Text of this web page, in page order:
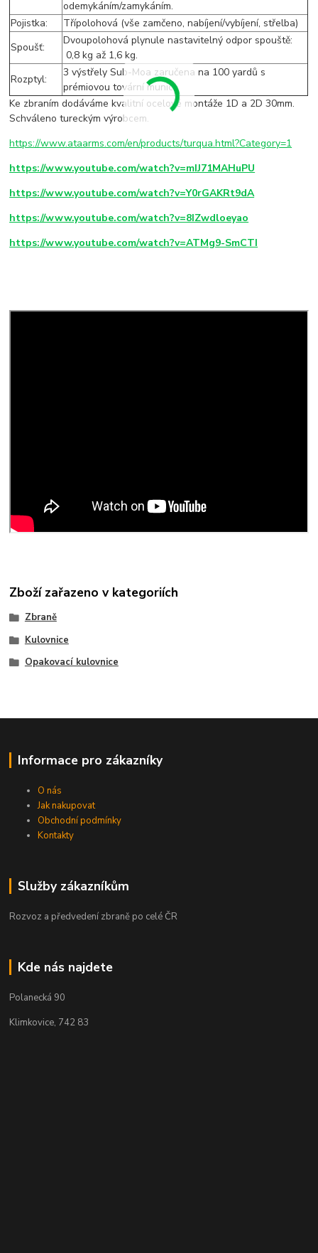
odemykáním/zamykáním.
Pojistka:
Třípolohová (vše zamčeno, nabíjení/vybíjení, střelba)
Spoušť:
Dvoupolohová plynule nastavitelný odpor spouště:
0,8 kg až 1,6 kg.
Rozptyl:
3 výstřely Sub-Moa zaručena na 100 yardů s
prémiovou tovární municí.
Ke zbraním dodáváme kvalitní ocelové montáže 1D a 2D 30mm.
Schváleno tureckým výrobcem.
https://www.ataarms.com/en/products/turqua.html?Category=1
https://www.youtube.com/watch?v=mIJ71MAHuPU
https://www.youtube.com/watch?v=Y0rGAKRt9dA
https://www.youtube.com/watch?v=8IZwdloeyao
https://www.youtube.com/watch?v=ATMg9-SmCTI
Zboží zařazeno v kategoriích
Zbraně
Kulovnice
Opakovací kulovnice
Informace pro zákazníky
O nás
Jak nakupovat
Obchodní podmínky
Kontakty
Služby zákazníkům
Rozvoz a předvedení zbraně po celé ČR
Kde nás najdete
Polanecká 90
Klimkovice, 742 83